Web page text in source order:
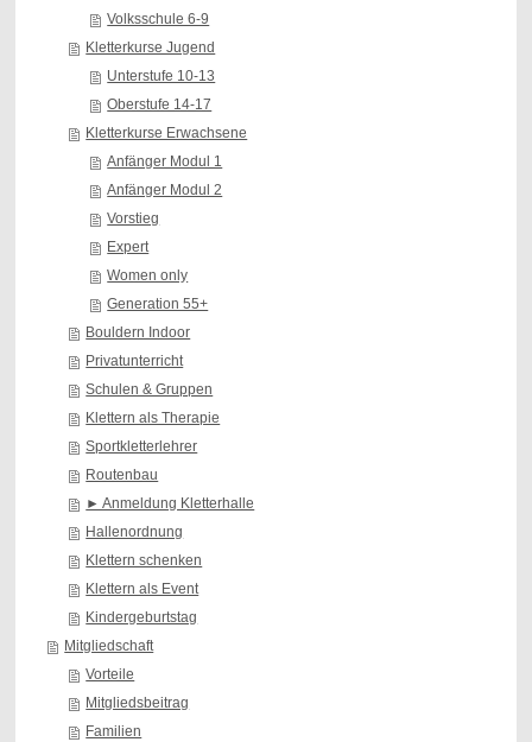
Volksschule 6-9
Kletterkurse Jugend
Unterstufe 10-13
Oberstufe 14-17
Kletterkurse Erwachsene
Anfänger Modul 1
Anfänger Modul 2
Vorstieg
Expert
Women only
Generation 55+
Bouldern Indoor
Privatunterricht
Schulen & Gruppen
Klettern als Therapie
Sportkletterlehrer
Routenbau
► Anmeldung Kletterhalle
Hallenordnung
Klettern schenken
Klettern als Event
Kindergeburtstag
Mitgliedschaft
Vorteile
Mitgliedsbeitrag
Familien